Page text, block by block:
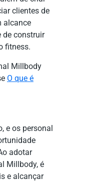
clientes de
alcance
de construir
fitness.
Millbody
O que é
e os personal
adotar
Millbody, é
e alcançar